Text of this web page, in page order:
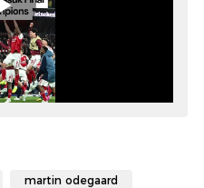
martin odegaard